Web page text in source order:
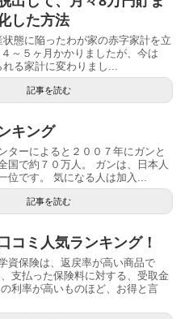
した方法
状態に陥ったわが家の赤字家計を立
～５ヶ月かかりましたが、今は
る家計に変わりまし...
記事を読む
キング
ターによると２００７年にガンと
国で約７０万人。 ガンは、日本人
位です。 気になる人は加入...
記事を読む
コミ人気ランキング！
資保険は、返戻率が高い商品で
支払った保険料に対する、受取金
利率が高いものほど、お得と言